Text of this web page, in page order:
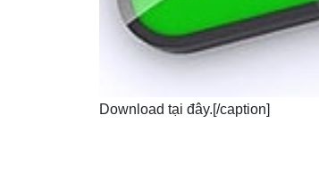
Download tại đây.[/caption]